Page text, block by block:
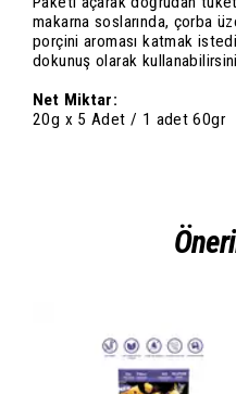
makarna soslarında, çorba
porçini aroması katmak
dokunuş olarak
Net Miktar:
20g x 5 Adet / 1 adet 60gr